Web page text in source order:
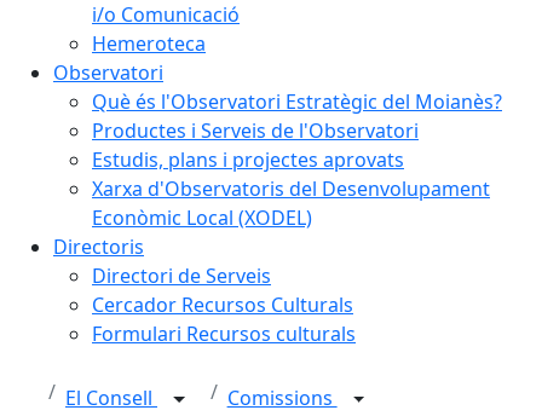
i/o Comunicació
Hemeroteca
Observatori
Què és l'Observatori Estratègic del Moianès?
Productes i Serveis de l'Observatori
Estudis, plans i projectes aprovats
Xarxa d'Observatoris del Desenvolupament
Econòmic Local (XODEL)
Directoris
Directori de Serveis
Cercador Recursos Culturals
Formulari Recursos culturals
El Consell Comissions